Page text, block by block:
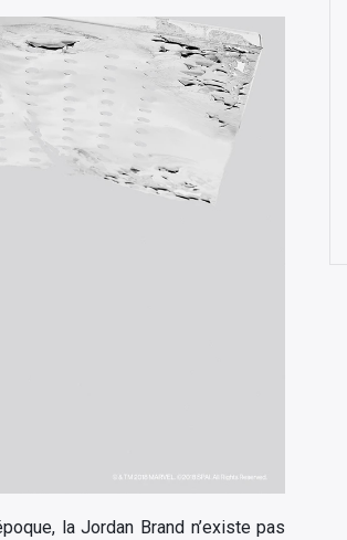
la Jordan Brand n’existe pas